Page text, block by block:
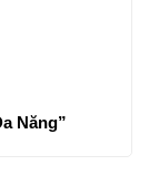
Năng”